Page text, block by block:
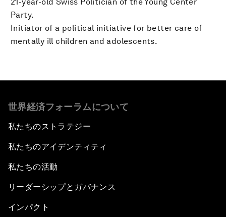
Party.
Initiator of a political initiative for better care of
mentally ill children and adolescents.
世界経済フォーラムについて
私たちのストラテジー
私たちのアイデンティティ
私たちの活動
リーダーシップとガバナンス
インパクト